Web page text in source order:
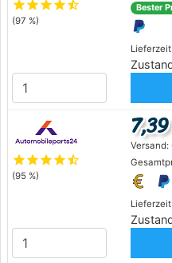
starstarstarstarstar_half
(97 %)
Bester
starstarstarstarstar_half
(95 %)
Versand: